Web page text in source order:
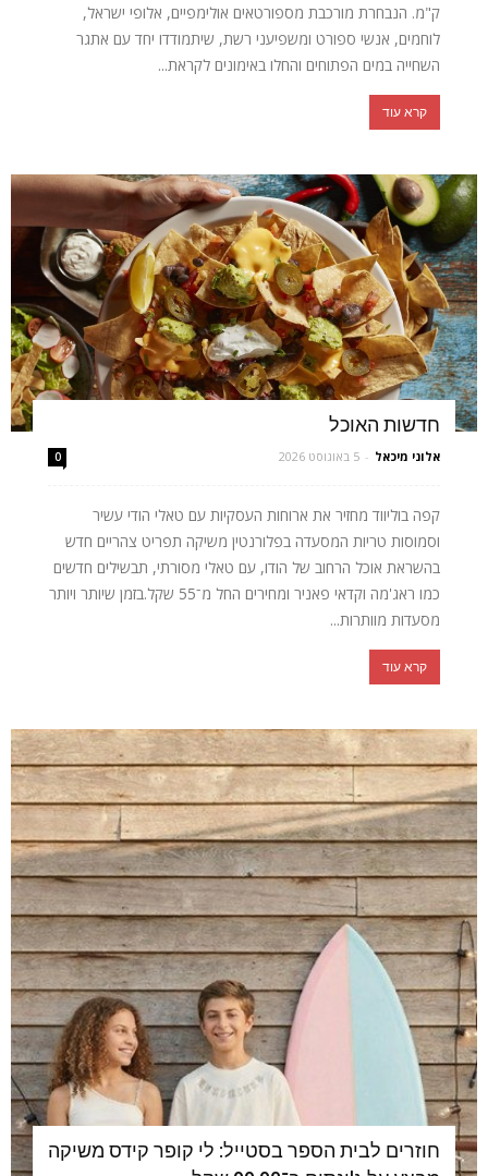
ק"מ. הנבחרת מורכבת מספורטאים אולימפיים, אלופי ישראל,
לוחמים, אנשי ספורט ומשפיעני רשת, שיתמודדו יחד עם אתגר
השחייה במים הפתוחים והחלו באימונים לקראת...
קרא עוד
חדשות האוכל
אלוני מיכאל - 5 באוגוסט 2026 0
קפה בוליווד מחזיר את ארוחות העסקיות עם טאלי הודי עשיר
וסמוסות טריות המסעדה בפלורנטין משיקה תפריט צהריים חדש
בהשראת אוכל הרחוב של הודו, עם טאלי מסורתי, תבשילים חדשים
כמו ראג'מה וקדאי פאניר ומחירים החל מ־55 שקל.בזמן שיותר ויותר
מסעדות מוותרות...
קרא עוד
חוזרים לבית הספר בסטייל: לי קופר קידס משיקה